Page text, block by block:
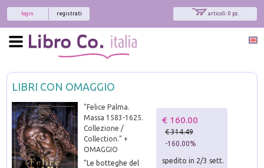
articoli: 0 pz.
registrati
login
LIBRI CON OMAGGIO
"Felice Palma.
Massa 1583-1625.
Collezione /
Collection." +
OMAGGIO
"Le botteghe del
€ 160.00
€ 314.49
-160.00%
spedito in 2/3 sett.